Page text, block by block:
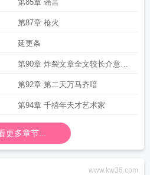
第85章 谣言
第87章 枪火
延更条
第90章 炸裂文章全文较长介意勿
定
第92章 第二天万马齐喑
第94章 千禧年天才艺术家
更多章节...
www.kw36.com